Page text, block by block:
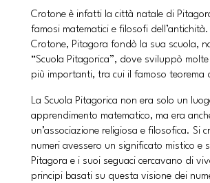
Crotone è infatti la città natale di
famosi matematici e filosofi dell’antichità.
Crotone, Pitagora fondò la sua scuola,
“Scuola Pitagorica”, dove sviluppò
più importanti, tra cui il famoso teorema
La Scuola Pitagorica non era solo un
apprendimento matematico, ma era
un’associazione religiosa e filosofica. Si
numeri avessero un significato mistico e
Pitagora e i suoi seguaci cercavano di
principi basati su questa visione dei